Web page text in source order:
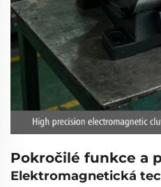
Pokročilé funkce a
Elektromagnetická